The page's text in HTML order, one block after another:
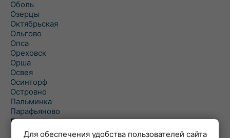
Оболь
Озерцы
Октябрьская
Ольгово
Опса
Ореховск
Орша
Освея
Осинторф
Островно
Пальминка
Парафьяново
Плисса
ПовятьеДля обеспечения удобства пользователей сайта